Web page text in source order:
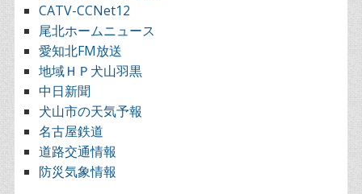
CATV-CCNet12
尾北ホームニュース
愛知北FM放送
地域ＨＰ犬山羽黒
中日新聞
犬山市の天気予報
名古屋鉄道
道路交通情報
防災気象情報